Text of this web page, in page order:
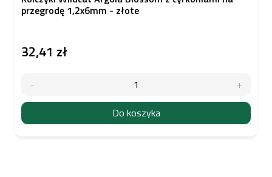
przegrodę 1,2x6mm - złote
32,41 zł
Do koszyka